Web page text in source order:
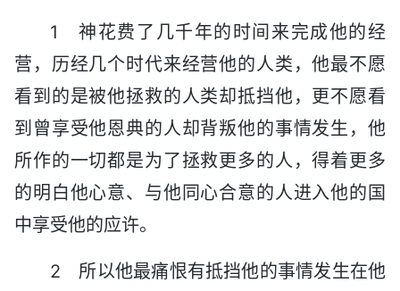
1 神花费了几千年的时间来完成他的经
营，历经几个时代来经营他的人类，他最不愿
看到的是被他拯救的人类却抵挡他，更不愿看
到曾享受他恩典的人却背叛他的事情发生，他
所作的一切都是为了拯救更多的人，得着更多
的明白他心意、与他同心合意的人进入他的国
中享受他的应许。
2 所以他最痛恨有抵挡他的事情发生在他